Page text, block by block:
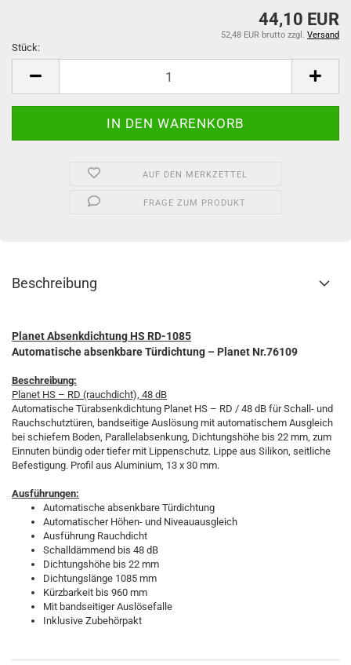
44,10 EUR
52,48 EUR brutto zzgl. Versand
Stück:
AUF DEN MERKZETTEL
FRAGE ZUM PRODUKT
Beschreibung
Planet Absenkdichtung HS RD-1085
Automatische absenkbare Türdichtung – Planet Nr.76109
Beschreibung:
Planet HS – RD (rauchdicht), 48 dB
Automatische Türabsenkdichtung Planet HS – RD / 48 dB für Schall- und
Rauchschutztüren, bandseitige Auslösung mit automatischem Ausgleich
bei schiefem Boden, Parallelabsenkung, Dichtungshöhe bis 22 mm, zum
Einnuten bündig oder tiefer mit Lippenschutz. Lippe aus Silikon, seitliche
Befestigung. Profil aus Aluminium, 13 x 30 mm.
Ausführungen:
Automatische absenkbare Türdichtung
Automatischer Höhen- und Niveauausgleich
Ausführung Rauchdicht
Schalldämmend bis 48 dB
Dichtungshöhe bis 22 mm
Dichtungslänge 1085 mm
Kürzbarkeit bis 960 mm
Mit bandseitiger Auslösefalle
Inklusive Zubehörpakt